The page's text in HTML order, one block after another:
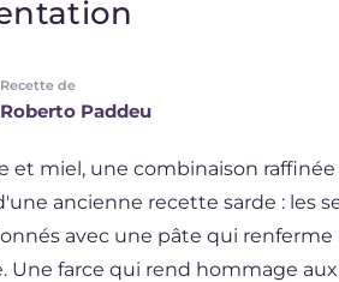
DE
Recette de
Roberto Paddeu
et miel, une combinaison
ancienne recette sarde : les
avec une pâte qui
Une farce qui rend hommage